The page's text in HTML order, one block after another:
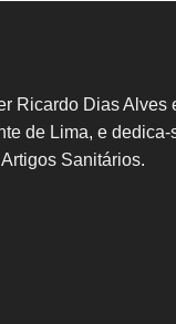
Ricardo Dias Alves
de Lima, e dedica-
Sanitários.